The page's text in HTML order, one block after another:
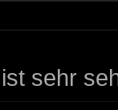
sehr